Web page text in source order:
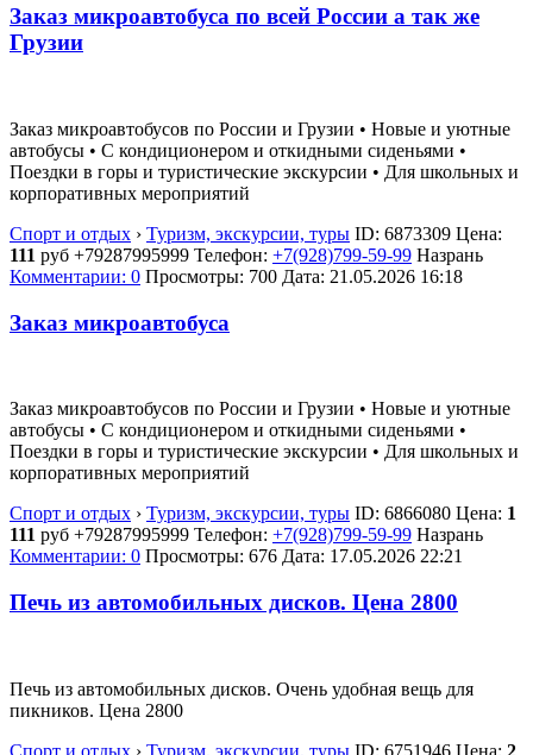
Заказ микроавтобуса по всей России а так же
Грузии
Заказ микроавтобусов по России и Грузии • Новые и уютные
автобусы • С кондиционером и откидными сиденьями •
Поездки в горы и туристические экскурсии • Для школьных и
корпоративных мероприятий
Спорт и отдых › Туризм, экскурсии, туры ID: 6873309 Цена:
111 руб +79287995999 Телефон: +7(928)799-59-99 Назрань
Комментарии: 0 Просмотры: 700 Дата: 21.05.2026 16:18
Заказ микроавтобуса
Заказ микроавтобусов по России и Грузии • Новые и уютные
автобусы • С кондиционером и откидными сиденьями •
Поездки в горы и туристические экскурсии • Для школьных и
корпоративных мероприятий
Спорт и отдых › Туризм, экскурсии, туры ID: 6866080 Цена: 1
111 руб +79287995999 Телефон: +7(928)799-59-99 Назрань
Комментарии: 0 Просмотры: 676 Дата: 17.05.2026 22:21
Печь из автомобильных дисков. Цена 2800
Печь из автомобильных дисков. Очень удобная вещь для
пикников. Цена 2800
Спорт и отдых › Туризм, экскурсии, туры ID: 6751946 Цена: 2